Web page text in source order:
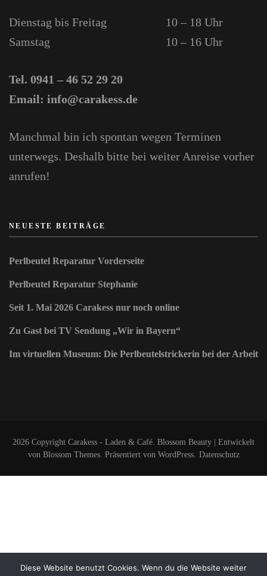
Dienstag bis Freitag
10 – 18 Uhr
Samstag
10 – 16 Uhr
Tel. 0941 – 46 52 29 20
Email: info@carakess.de
Manchmal bin ich spontan wegen Terminen
unterwegs. Deshalb bitte bei weiter Anreise vorher
anrufen!
NEUESTE BEITRÄGE
Perlbeutel Reparatur Vorderseite
Perlbeutel Reparatur Stephanie
Seit 1. Mai 2026 Carakess nur noch online
Zu Gast bei TV Sendung „Wir in Bayern“
Im virtuellen Museum: Die Perlbeutelstrickerin bei der Arbeit
2026 Copyright Carakess - Laden & Café. Blossom Beauty | Entwickelt
von Blossom Themes. Präsentiert von WordPress. Datenschutz
Diese Website benutzt Cookies. Wenn du die Website weiter